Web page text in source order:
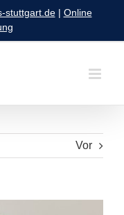
stuttgart.de| Online
Vor